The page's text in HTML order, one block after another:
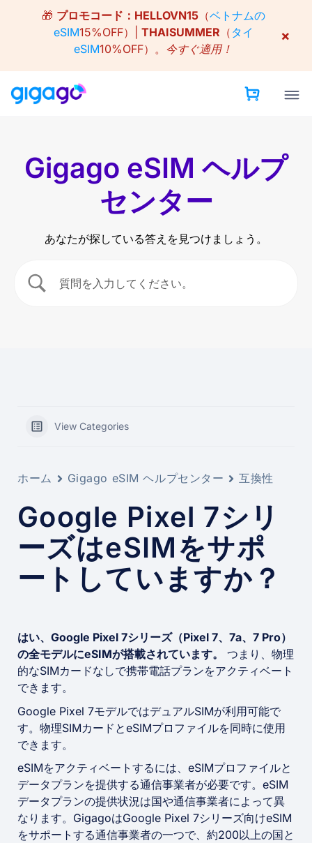
🎁 プロモコード： HELLOVN15（ベトナムの
eSIM15%OFF）| THAISUMMER （ タイ
eSIM10%OFF）。 今すぐ適用！
×
Gigago eSIM ヘルプ
センター
あなたが探している答えを見つけましょう。
View Categories
ホーム Gigago eSIM ヘルプセンター 互換性
Google Pixel 7シリ
ーズはeSIMをサポ
ートしていますか？
はい、Google Pixel 7シリーズ（Pixel 7、7a、7 Pro）
の全モデルにeSIMが搭載されています。
つまり、物理
的なSIMカードなしで携帯電話プランをアクティベート
できます。
Google Pixel 7モデルではデュアルSIMが利用可能で
す。物理SIMカードとeSIMプロファイルを同時に使用
できます。
eSIMをアクティベートするには、eSIMプロファイルと
データプランを提供する通信事業者が必要です。eSIM
データプランの提供状況は国や通信事業者によって異
なります。GigagoはGoogle Pixel 7シリーズ向けeSIM
をサポートする通信事業者の一つで、約200以上の国と